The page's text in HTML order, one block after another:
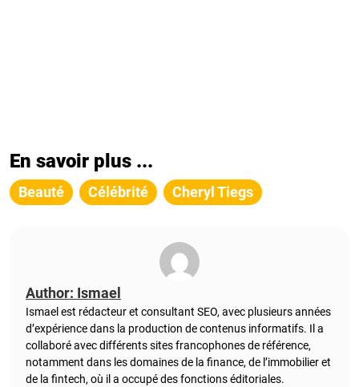
En savoir plus ...
Beauté Célébrité Cheryl Tiegs
Author: Ismael
Ismael est rédacteur et consultant SEO, avec plusieurs années
d’expérience dans la production de contenus informatifs. Il a
collaboré avec différents sites francophones de référence,
notamment dans les domaines de la finance, de l’immobilier et
de la fintech, où il a occupé des fonctions éditoriales.